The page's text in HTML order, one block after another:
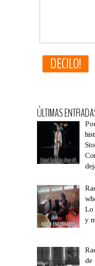
ÚLTIMAS
Lo
y
de